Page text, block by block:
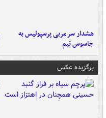
هشدار سرمربی پرسپولیس به
جاسوس تیم
برگزیده عکس